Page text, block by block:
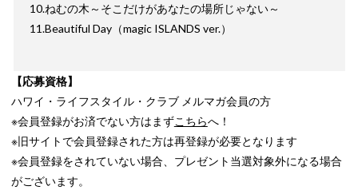
10.ねむの木～そこだけがあなたの場所じゃない～
11.Beautiful Day（magic ISLANDS ver.）
【応募資格】
ハワイ・ライフスタイル・クラブ メルマガ会員の方
※会員登録がお済でない方はまずこちらへ！
※旧サイトで会員登録された方は再登録が必要となります
※会員登録をされていない場合、プレゼント当選対象外になる場合
がございます。